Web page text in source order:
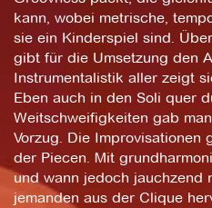
kann, wobei metrische,
sie ein Kinderspiel sind.
gibt für die Umsetzung den
Instrumentalistik aller zeigt
Eben auch in den Soli quer
Weitschweifigkeiten gab
Vorzug. Die Improvisationen
der Piecen. Mit
und wann jedoch jauchzend
jemanden aus der Clique